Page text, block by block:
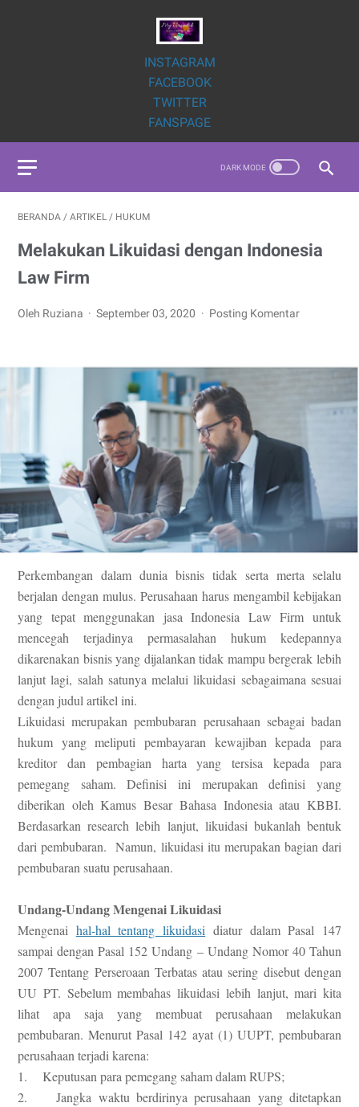
INSTAGRAM
FACEBOOK
TWITTER
FANSPAGE
BERANDA / ARTIKEL / HUKUM
Melakukan Likuidasi dengan Indonesia
Law Firm
Oleh Ruziana September 03, 2020 Posting Komentar
Perkembangan dalam dunia bisnis tidak serta merta selalu
berjalan dengan mulus. Perusahaan harus mengambil kebijakan
yang tepat menggunakan jasa Indonesia Law Firm untuk
mencegah terjadinya permasalahan hukum kedepannya
dikarenakan bisnis yang dijalankan tidak mampu bergerak lebih
lanjut lagi, salah satunya melalui likuidasi sebagaimana sesuai
dengan judul artikel ini.
Likuidasi merupakan pembubaran perusahaan sebagai badan
hukum yang meliputi pembayaran kewajiban kepada para
kreditor dan pembagian harta yang tersisa kepada para
pemegang saham. Definisi ini merupakan definisi yang
diberikan oleh Kamus Besar Bahasa Indonesia atau KBBI.
Berdasarkan research lebih lanjut, likuidasi bukanlah bentuk
dari pembubaran. Namun, likuidasi itu merupakan bagian dari
pembubaran suatu perusahaan.
Undang-Undang Mengenai Likuidasi
Mengenai hal-hal tentang likuidasi diatur dalam Pasal 147
sampai dengan Pasal 152 Undang – Undang Nomor 40 Tahun
2007 Tentang Perseroaan Terbatas atau sering disebut dengan
UU PT. Sebelum membahas likuidasi lebih lanjut, mari kita
lihat apa saja yang membuat perusahaan melakukan
pembubaran. Menurut Pasal 142 ayat (1) UUPT, pembubaran
perusahaan terjadi karena:
1. Keputusan para pemegang saham dalam RUPS;
2. Jangka waktu berdirinya perusahaan yang ditetapkan